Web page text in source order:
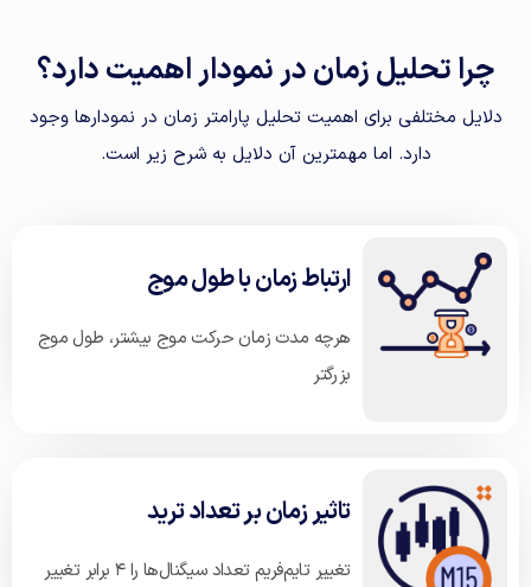
چرا تحلیل زمان در نمودار اهمیت دارد؟
دلایل مختلفی برای اهمیت تحلیل پارامتر زمان در نمودارها وجود
دارد. اما مهمترین آن دلایل به شرح زیر است.
ارتباط زمان با طول موج
هرچه مدت زمان حرکت موج بیشتر، طول موج
بزرگتر
تاثیر زمان بر تعداد ترید
تغییر تایم‌فریم تعداد سیگنال‌ها را ۴ برابر تغییر